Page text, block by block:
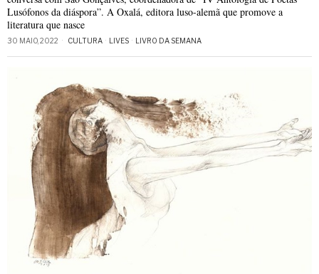
Lusófonos da diáspora”. A Oxalá, editora luso-alemã que promove a
literatura que nasce
30 MAIO, 2022 CULTURA · LIVES · LIVRO DA SEMANA